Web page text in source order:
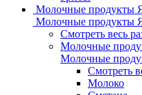
Молочные продукты
Молочные продукты
Смотреть весь
Молочные
Молочные
Смотреть
Молоко